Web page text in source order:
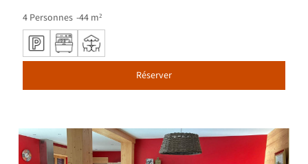
4 Personnes 44 m²
Réserver